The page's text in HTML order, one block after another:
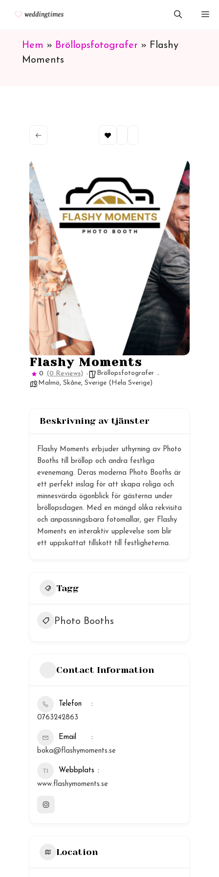
Hem » Bröllopsfotografer » Flashy
Moments
Flashy Moments
0 (0 Reviews)
Bröllopsfotografer
Malmö, Skåne, Sverige (Hela Sverige)
Beskrivning av tjänster
Flashy Moments erbjuder uthyrning av Photo
Booths till bröllop och andra festliga
evenemang. Deras moderna Photo Booths är
ett perfekt inslag för att skapa roliga och
minnesvärda ögonblick för gästerna under
bröllopsdagen. Med en mängd olika rekvisita
och anpassningsbara fotomallar, ger Flashy
Moments en interaktiv upplevelse som blir
ett uppskattat tillskott till festligheterna.
Tagg
Photo Booths
Contact Information
Telefon
0763242863
Email
boka@flashymoments.se
Webbplats
www.flashymoments.se
Location